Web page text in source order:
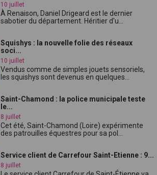
10 juillet
À Renaison, Daniel Drigeard est le dernier
sabotier du département. Héritier d'u...
Squishys : la nouvelle folie des réseaux
soci...
10 juillet
Vendus comme de simples jouets sensoriels,
les squishys sont devenus en quelques...
Saint-Chamond : la police municipale teste
le...
8 juillet
Cet été, Saint-Chamond (Loire) expérimente
des patrouilles équestres pour sa pol...
Service client de Carrefour Saint-Etienne : 9...
8 juillet